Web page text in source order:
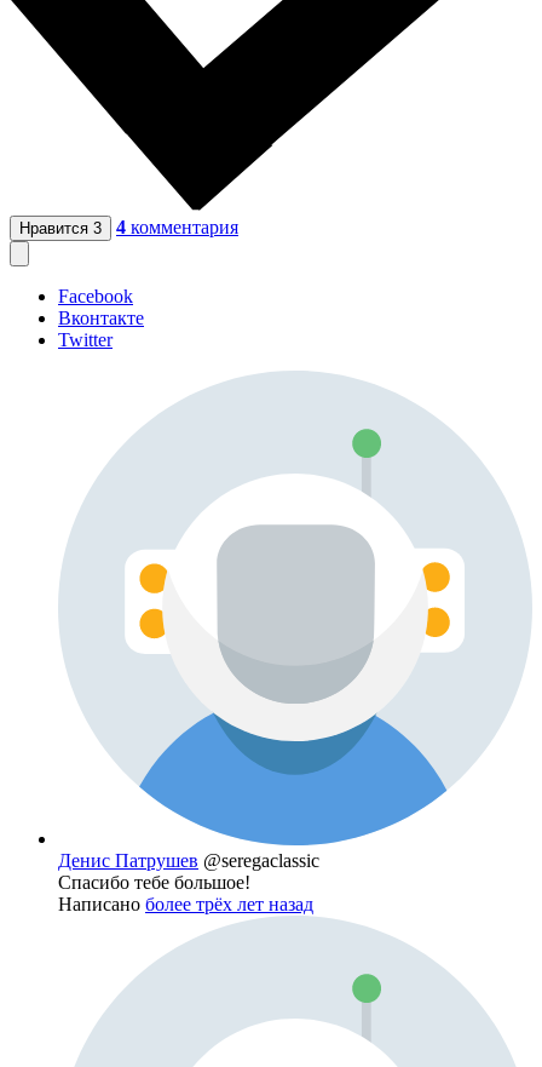
Нравится 3 4 комментария
Facebook
Вконтакте
Twitter
Денис Патрушев @seregaclassic
Спасибо тебе большое!
Написано более трёх лет назад